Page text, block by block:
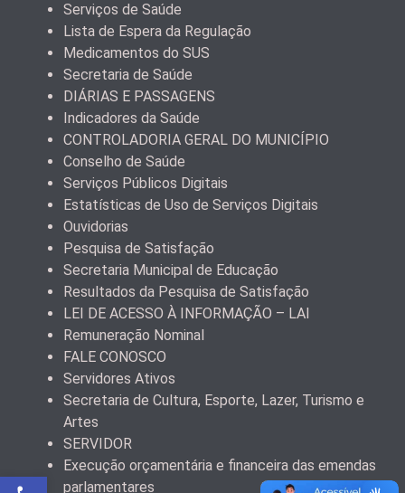
Serviços de Saúde
Lista de Espera da Regulação
Medicamentos do SUS
Secretaria de Saúde
DIÁRIAS E PASSAGENS
Indicadores da Saúde
CONTROLADORIA GERAL DO MUNICÍPIO
Conselho de Saúde
Serviços Públicos Digitais
Estatísticas de Uso de Serviços Digitais
Ouvidorias
Pesquisa de Satisfação
Secretaria Municipal de Educação
Resultados da Pesquisa de Satisfação
LEI DE ACESSO À INFORMAÇÃO – LAI
Remuneração Nominal
FALE CONOSCO
Servidores Ativos
Secretaria de Cultura, Esporte, Lazer, Turismo e
Artes
SERVIDOR
Execução orçamentária e financeira das emendas
parlamentares
Abrir a barra de ferramentas